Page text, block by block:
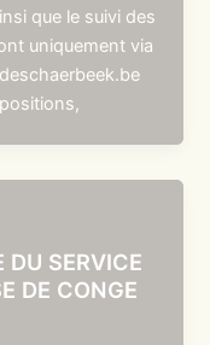
que le suivi des
uniquement via
DU SERVICE
DE CONGE